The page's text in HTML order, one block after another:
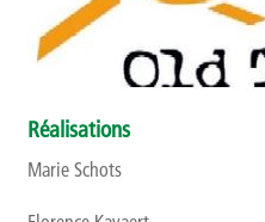
Réalisations
Marie Schots